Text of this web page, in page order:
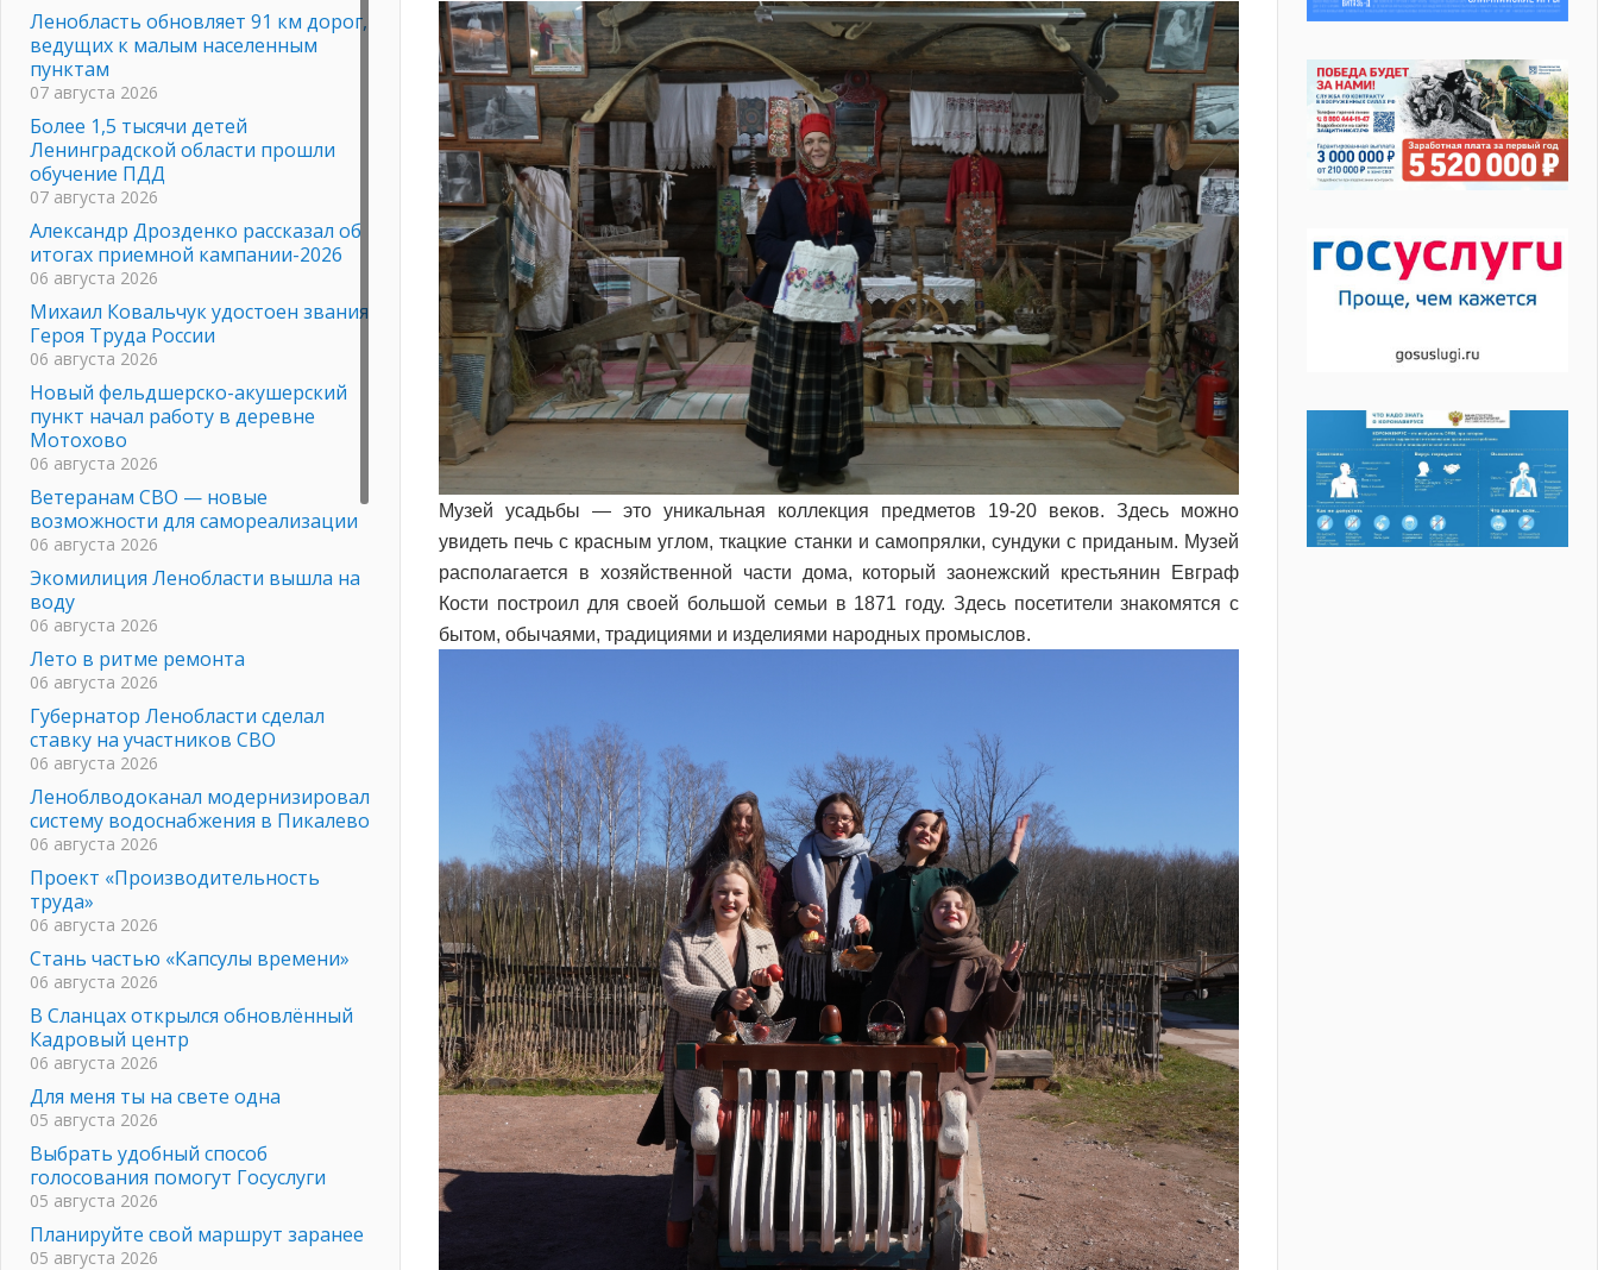
Музей усадьбы — это уникальная коллекция предметов 19-20 веков. Здесь можно
увидеть печь с красным углом, ткацкие станки и самопрялки, сундуки с приданым. Музей
располагается в хозяйственной части дома, который заонежский крестьянин Евграф
Кости построил для своей большой семьи в 1871 году. Здесь посетители знакомятся с
бытом, обычаями, традициями и изделиями народных промыслов.
Ленобласть обновляет 91 км дорог,
ведущих к малым населенным
пунктам
07 августа 2026
Более 1,5 тысячи детей
Ленинградской области прошли
обучение ПДД
07 августа 2026
Александр Дрозденко рассказал об
итогах приемной кампании-2026
06 августа 2026
Михаил Ковальчук удостоен звания
Героя Труда России
06 августа 2026
Новый фельдшерско-акушерский
пункт начал работу в деревне
Мотохово
06 августа 2026
Ветеранам СВО — новые
возможности для самореализации
06 августа 2026
Экомилиция Ленобласти вышла на
воду
06 августа 2026
Лето в ритме ремонта
06 августа 2026
Губернатор Ленобласти сделал
ставку на участников СВО
06 августа 2026
Леноблводоканал модернизировал
систему водоснабжения в Пикалево
06 августа 2026
Проект «Производительность
труда»
06 августа 2026
Стань частью «Капсулы времени»
06 августа 2026
В Сланцах открылся обновлённый
Кадровый центр
06 августа 2026
Для меня ты на свете одна
05 августа 2026
Выбрать удобный способ
голосования помогут Госуслуги
05 августа 2026
Планируйте свой маршрут заранее
05 августа 2026